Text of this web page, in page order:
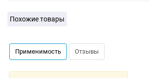
Похожие товары
Применимость Отзывы